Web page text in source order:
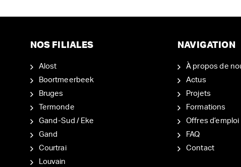
NOS FILIALES
Alost
Boortmeerbeek
Bruges
Termonde
Gand-Sud / Eke
Gand
Courtrai
Louvain
NAVIGATION
À propos de
Actus
Projets
Formations
Offres d’emploi
FAQ
Contact